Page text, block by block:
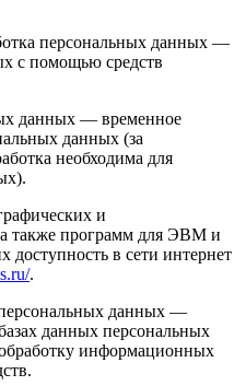
персональных данных —
с помощью средств
данных — временное
данных (за
необходима для
и
также программ для ЭВМ и
в сети интернет
.
данных —
данных персональных
информационных